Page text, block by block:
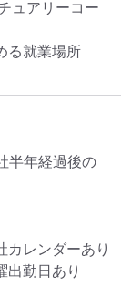
ュアリーコー
る就業場所
半年経過後の
カレンダーあり
出勤日あり